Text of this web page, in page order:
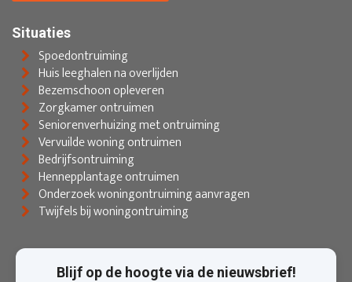
Situaties
Spoedontruiming
Huis leeghalen na overlijden
Bezemschoon opleveren
Zorgkamer ontruimen
Seniorenverhuizing met ontruiming
Vervuilde woning ontruimen
Bedrijfsontruiming
Hennepplantage ontruimen
Onderzoek woningontruiming aanvragen
Twijfels bij woningontruiming
Blijf op de hoogte via de nieuwsbrief!